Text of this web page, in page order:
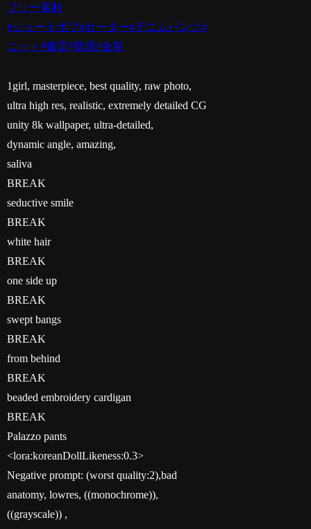
フリー素材
#ショートボブ#セーター#デニムパンツ#
ニット#書斎#部屋#金髪
1girl, masterpiece, best quality, raw photo,
ultra high res, realistic, extremely detailed CG
unity 8k wallpaper, ultra-detailed,
dynamic angle, amazing,
saliva
BREAK
seductive smile
BREAK
white hair
BREAK
one side up
BREAK
swept bangs
BREAK
from behind
BREAK
beaded embroidery cardigan
BREAK
Palazzo pants
<lora:koreanDollLikeness:0.3>
Negative prompt: (worst quality:2),bad
anatomy, lowres, ((monochrome)),
((grayscale)) ,